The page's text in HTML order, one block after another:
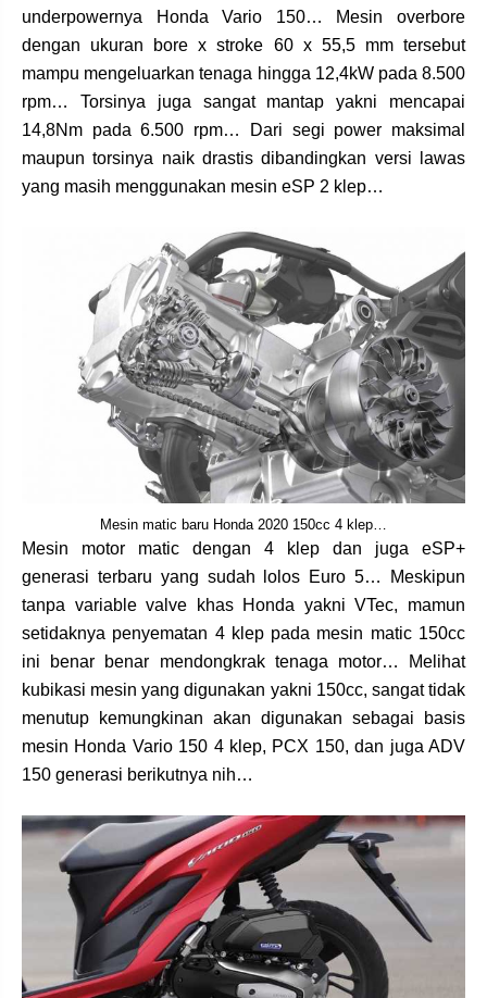
underpowernya Honda Vario 150… Mesin overbore
dengan ukuran bore x stroke 60 x 55,5 mm tersebut
mampu mengeluarkan tenaga hingga 12,4kW pada 8.500
rpm… Torsinya juga sangat mantap yakni mencapai
14,8Nm pada 6.500 rpm… Dari segi power maksimal
maupun torsinya naik drastis dibandingkan versi lawas
yang masih menggunakan mesin eSP 2 klep…
Mesin matic baru Honda 2020 150cc 4 klep…
Mesin motor matic dengan 4 klep dan juga eSP+
generasi terbaru yang sudah lolos Euro 5… Meskipun
tanpa variable valve khas Honda yakni VTec, mamun
setidaknya penyematan 4 klep pada mesin matic 150cc
ini benar benar mendongkrak tenaga motor… Melihat
kubikasi mesin yang digunakan yakni 150cc, sangat tidak
menutup kemungkinan akan digunakan sebagai basis
mesin Honda Vario 150 4 klep, PCX 150, dan juga ADV
150 generasi berikutnya nih…